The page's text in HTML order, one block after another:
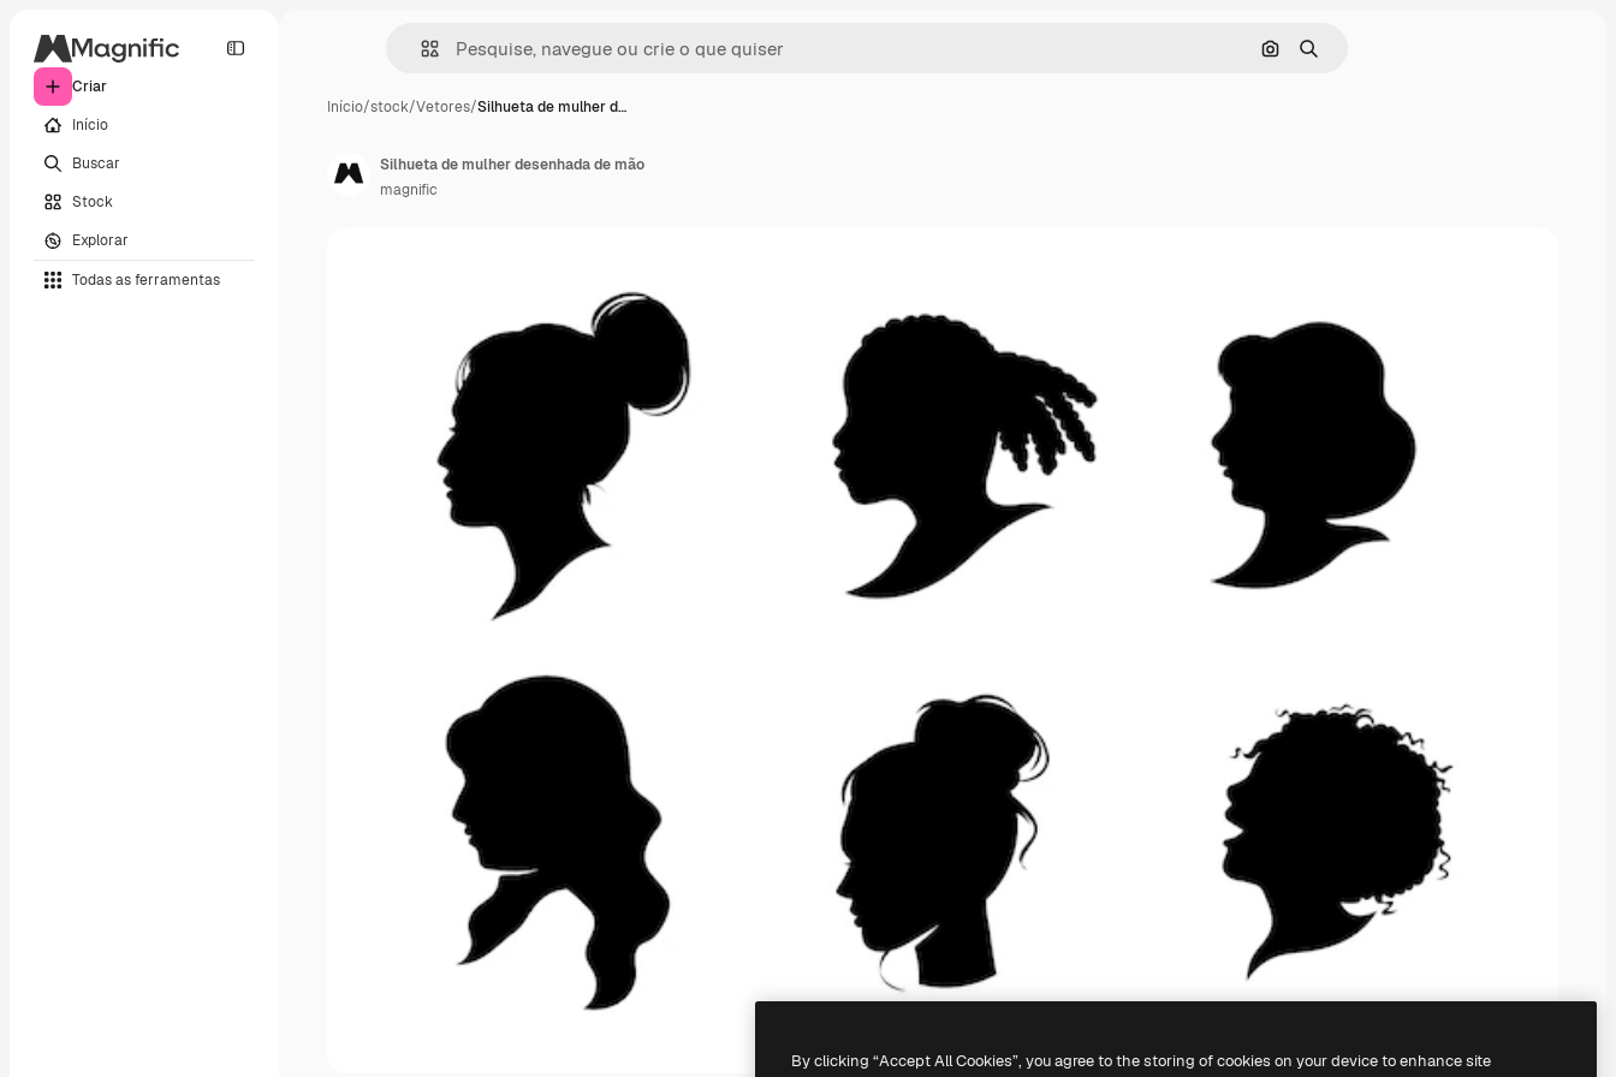
Criar
Início
Buscar
Stock
Explorar
Todas as ferramentas
Pesquisar por imagem
Buscar
Início/stock/Vetores/Silhueta de mulher d…
Silhueta de mulher desenhada de mão
magnific
By clicking “Accept All Cookies”, you agree to the storing of cookies on your device to enhance site